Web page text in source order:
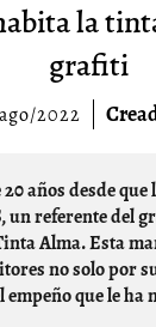
la
grafiti
2022
un referente del
Alma. Esta
no solo por
que le ha